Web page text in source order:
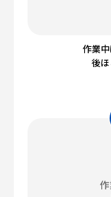
作業
後